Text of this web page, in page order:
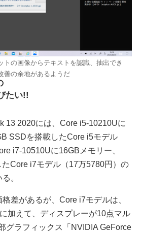
トの画像からテキストを認識、抽出でき
善の余地があるようだ
たい!!
13 2020には、Core i5-10210Uに
SSDを搭載したCore i5モデル
i7-10510Uに16GBメモリー、
Core i7モデル（17万5780円）の
。
差があるが、Core i7モデルは、
加えて、ディスプレーが10点マル
グラフィックス「NVIDIA GeForce